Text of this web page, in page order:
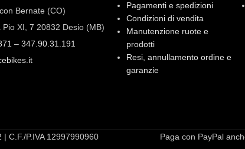
Bernate (CO)
XI, 7 20832 Desio (MB)
– 347.90.31.191
Pagamenti e spedizioni
Condizioni di vendita
Manutenzione ruote e
prodotti
Resi, annullamento ordine e
garanzie
C.F./P.IVA 12997990960 Paga con PayPal